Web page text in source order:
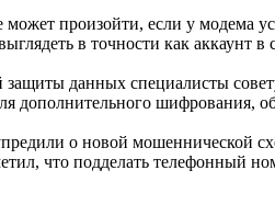
произойти, если у модема
в точности как
защиты данных специалисты
дополнительного шифрования,
о новой мошеннической
что подделать телефонный